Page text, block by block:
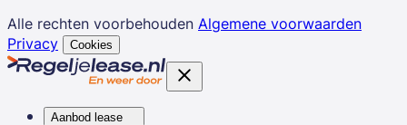
Alle rechten voorbehouden Algemene voorwaarden
Privacy
Cookies
Aanbod lease